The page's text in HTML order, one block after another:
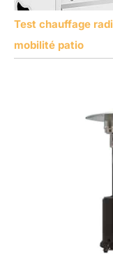
Test chauffage
mobilité patio